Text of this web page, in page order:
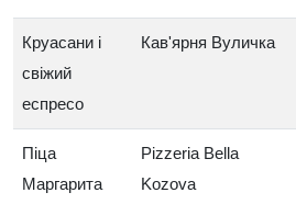
Круасани і
свіжий
еспресо
Кав'ярня Вуличка
Піца
Маргарита
Pizzeria Bella
Kozova